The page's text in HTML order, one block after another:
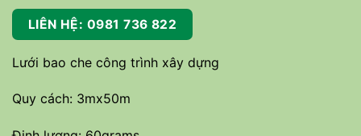
LIÊN HỆ: 0981 736 822
Lưới bao che công trình xây dựng
Quy cách: 3mx50m